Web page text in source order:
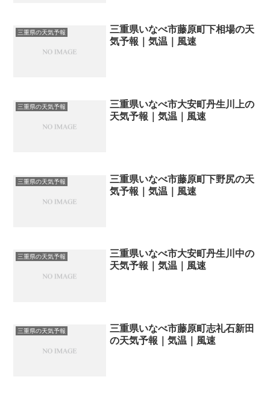
三重県の天気予報
三重県いなべ市藤原町下相場の天
気予報｜気温｜風速
三重県の天気予報
三重県いなべ市大安町丹生川上の
天気予報｜気温｜風速
三重県の天気予報
三重県いなべ市藤原町下野尻の天
気予報｜気温｜風速
三重県の天気予報
三重県いなべ市大安町丹生川中の
天気予報｜気温｜風速
三重県の天気予報
三重県いなべ市藤原町志礼石新田
の天気予報｜気温｜風速